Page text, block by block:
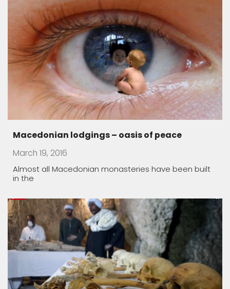
Macedonian lodgings – oasis of peace
March 19, 2016
Almost all Macedonian monasteries have been built
in the